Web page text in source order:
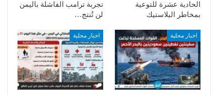
الحادية عشرة للتوعية
بمخاطر البلاستيك
تجربة ترامب الفاشلة باليمن
لن تُنتج…
اخبار محلية اخبار محلية